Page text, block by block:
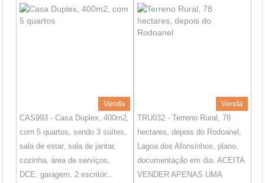
Venda
CAS993 - Casa Duplex, 400m2,
com 5 quartos, sendo 3 suítes,
sala de estar, sala de jantar,
cozinha, área de serviços,
DCE, garagem, 2 escritór...
Venda
TRU032 - Terreno Rural, 78
hectares, depois do Rodoanel,
Lagoa dos Afonsinhos, plano,
documentação em dia. ACEITA
VENDER APENAS UMA